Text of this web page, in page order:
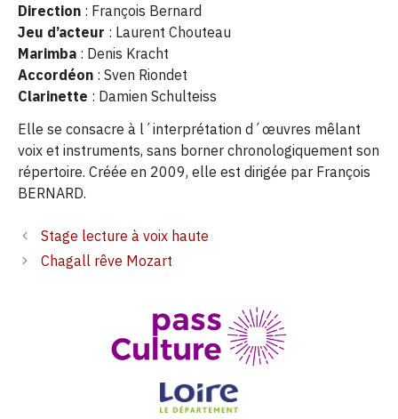
Direction : François Bernard
Jeu d’acteur : Laurent Chouteau
Marimba : Denis Kracht
Accordéon : Sven Riondet
Clarinette : Damien Schulteiss
Elle se consacre à l´interprétation d´œuvres mêlant
voix et instruments, sans borner chronologiquement son
répertoire. Créée en 2009, elle est dirigée par François
BERNARD.
Stage lecture à voix haute
Chagall rêve Mozart